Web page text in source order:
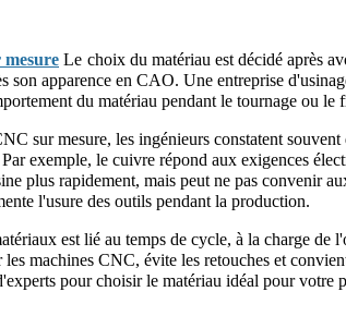
Le choix du matériau est décidé après
son apparence en CAO. Une entreprise
du matériau pendant le tournage ou le
sur mesure, les ingénieurs constatent
Par exemple, le cuivre répond aux exigences
plus rapidement, mais peut ne pas convenir
l'usure des outils pendant la production.
est lié au temps de cycle, à la charge
machines CNC, évite les retouches et
pour choisir le matériau idéal pour votre